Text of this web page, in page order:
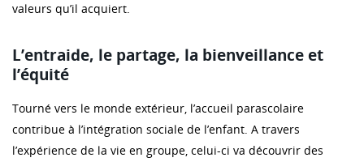
valeurs qu’il acquiert.
L’entraide, le partage, la bienveillance et
l’équité
Tourné vers le monde extérieur, l’accueil parascolaire
contribue à l’intégration sociale de l’enfant. A travers
l’expérience de la vie en groupe, celui-ci va découvrir des